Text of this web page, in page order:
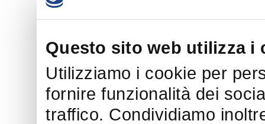
Questo sito web utilizza i
Utilizziamo i cookie per
fornire funzionalità dei
traffico. Condividiamo